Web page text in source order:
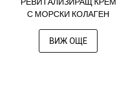
С МОРСКИ КОЛАГЕН
ВИЖ ОЩЕ